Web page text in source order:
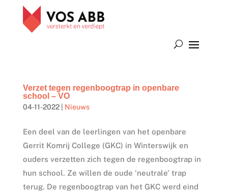
Verzet tegen regenboogtrap in openbare
school – VO
04-11-2022| Nieuws
Een deel van de leerlingen van het openbare
Gerrit Komrij College (GKC) in Winterswijk en
ouders verzetten zich tegen de regenboogtrap in
hun school. Ze willen de oude ‘neutrale’ trap
terug. De regenboogtrap van het GKC werd eind